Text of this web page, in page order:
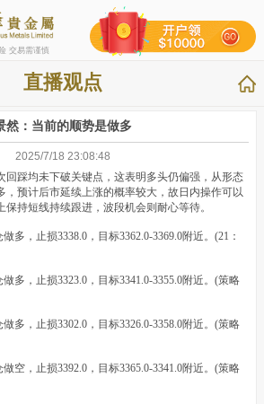
交易需谨慎
直播观点
然：当前的顺势是做多
2025/7/18 23:08:48
回踩均未下破关键点，这表明多头仍偏强，从形态
，预计后市延续上涨的概率较大，故日内操作可以
持短线持续跟进，波段机会则耐心等待。
多，止损3338.0，目标3362.0-3369.0附近。(21：
多，止损3323.0，目标3341.0-3355.0附近。(策略
多，止损3302.0，目标3326.0-3358.0附近。(策略
空，止损3392.0，目标3365.0-3341.0附近。(策略